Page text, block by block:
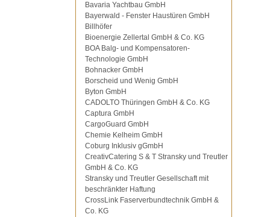
Bavaria Yachtbau GmbH
Bayerwald - Fenster Haustüren GmbH
Billhöfer
Bioenergie Zellertal GmbH & Co. KG
BOA Balg- und Kompensatoren-
Technologie GmbH
Bohnacker GmbH
Borscheid und Wenig GmbH
Byton GmbH
CADOLTO Thüringen GmbH & Co. KG
Captura GmbH
CargoGuard GmbH
Chemie Kelheim GmbH
Coburg Inklusiv gGmbH
CreativCatering S & T Stransky und Treutler
GmbH & Co. KG
Stransky und Treutler Gesellschaft mit
beschränkter Haftung
CrossLink Faserverbundtechnik GmbH &
Co. KG